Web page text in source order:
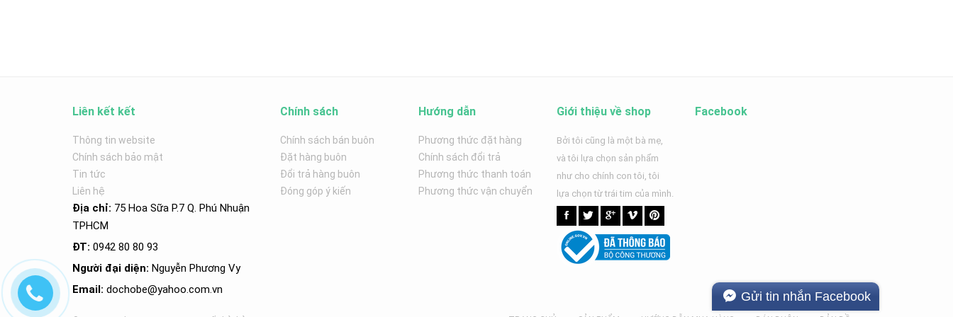
Liên kết kết
Thông tin website
Chính sách bảo mật
Tin tức
Liên hệ
Địa chỉ: 75 Hoa Sữa P.7 Q. Phú Nhuận
TPHCM
ĐT: 0942 80 80 93
Người đại diện: Nguyễn Phương Vy
Email: dochobe@yahoo.com.vn
Chính sách
Chính sách bán buôn
Đặt hàng buôn
Đổi trả hàng buôn
Đóng góp ý kiến
Hướng dẫn
Phương thức đặt hàng
Chính sách đổi trả
Phương thức thanh toán
Phương thức vận chuyển
Giới thiệu về shop
Bởi tôi cũng là một bà mẹ,
và tôi lựa chọn sản phẩm
như cho chính con tôi, tôi
lựa chọn từ trái tim của mình.
Facebook
Gửi tin nhắn Facebook